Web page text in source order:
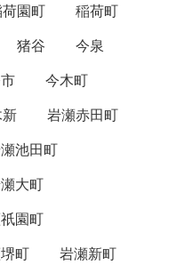
園町
稲荷町
猪谷
今泉
今木町
岩瀬赤田町
池田町
大町
園町
町
岩瀬新町